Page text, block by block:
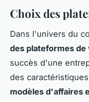
Choix des
Dans l'univers du
des plateformes de
succès d'une
des
modèles d'affaires